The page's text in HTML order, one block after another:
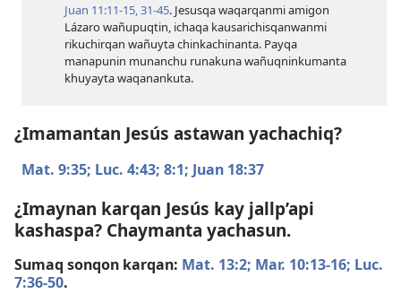
Juan 11:​11-15,31-45. Jesusqa waqarqanmi amigon
Lázaro wañupuqtin, ichaqa kausarichisqanwanmi
rikuchirqan wañuyta chinkachinanta. Payqa
manapunin munanchu runakuna wañuqninkumanta
khuyayta waqanankuta.
¿Imamantan Jesús astawan yachachiq?
Mat. 9:35; Luc. 4:43; 8:1; Juan 18:37
¿Imaynan karqan Jesús kay jallp’api
kashaspa? Chaymanta yachasun.
Sumaq sonqon karqan: Mat. 13:2; Mar. 10:​13-16; Luc.
7:​36-50.